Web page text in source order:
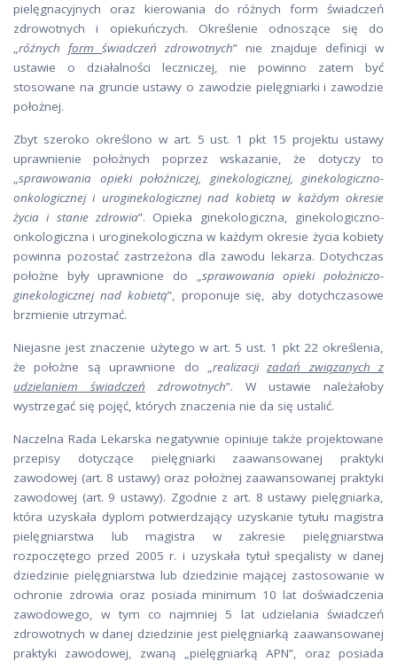
pielęgnacyjnych oraz kierowania do różnych form świadczeń
zdrowotnych i opiekuńczych. Określenie odnoszące się do
„różnych form świadczeń zdrowotnych” nie znajduje definicji w
ustawie o działalności leczniczej, nie powinno zatem być
stosowane na gruncie ustawy o zawodzie pielęgniarki i zawodzie
położnej.
Zbyt szeroko określono w art. 5 ust. 1 pkt 15 projektu ustawy
uprawnienie położnych poprzez wskazanie, że dotyczy to
„sprawowania opieki położniczej, ginekologicznej, ginekologiczno-
onkologicznej i uroginekologicznej nad kobietą w każdym okresie
życia i stanie zdrowia”. Opieka ginekologiczna, ginekologiczno-
onkologiczna i uroginekologiczna w każdym okresie życia kobiety
powinna pozostać zastrzeżona dla zawodu lekarza. Dotychczas
położne były uprawnione do „sprawowania opieki położniczo-
ginekologicznej nad kobietą”, proponuje się, aby dotychczasowe
brzmienie utrzymać.
Niejasne jest znaczenie użytego w art. 5 ust. 1 pkt 22 określenia,
że położne są uprawnione do „realizacjizadań związanych z
udzielaniem świadczeń zdrowotnych”. W ustawie należałoby
wystrzegać się pojęć, których znaczenia nie da się ustalić.
Naczelna Rada Lekarska negatywnie opiniuje także projektowane
przepisy dotyczące pielęgniarki zaawansowanej praktyki
zawodowej (art. 8 ustawy) oraz położnej zaawansowanej praktyki
zawodowej (art. 9 ustawy). Zgodnie z art. 8 ustawy pielęgniarka,
która uzyskała dyplom potwierdzający uzyskanie tytułu magistra
pielęgniarstwa lub magistra w zakresie pielęgniarstwa
rozpoczętego przed 2005 r. i uzyskała tytuł specjalisty w danej
dziedzinie pielęgniarstwa lub dziedzinie mającej zastosowanie w
ochronie zdrowia oraz posiada minimum 10 lat doświadczenia
zawodowego, w tym co najmniej 5 lat udzielania świadczeń
zdrowotnych w danej dziedzinie jest pielęgniarką zaawansowanej
praktyki zawodowej, zwaną „pielęgniarką APN”, oraz posiada